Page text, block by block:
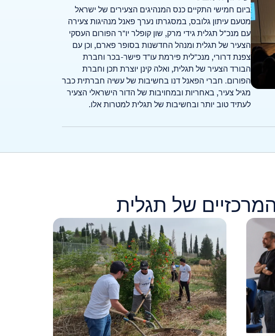
ביום חמישי התקיים כנס המנהיגים הצעירים של ישראל
מטעם עיתון גלובס, במסגרתו נערך פאנל מנהיגות צעירה
עם מנכ"ל תגלית גידי מרק, שון קופלר יו"ר הפורום העסקי
הצעיר של תגלית ומנהל החדשנות בסופר פארם, וכן עם
צפנת דרורי, מנכ"לית פירמת עו"ד פישר-בכר וחברת
הבורד הצעיר של תגלית, ואלה קינן יוצרת תכן וחברת
הפורום. חברי הפאנל דנו בחשיבות של עשיה חברתית כבר
מגיל צעיר, באחריות ובמחויבות של הדור הישראלי הצעיר
לעתיד טוב יותר ובחשיבות של תגלית למטרות אלו.
של תגלית